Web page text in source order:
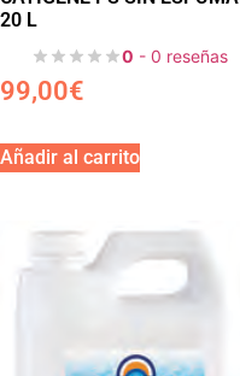
20 L
0 - 0 reseñas
99,00€
Añadir al carrito